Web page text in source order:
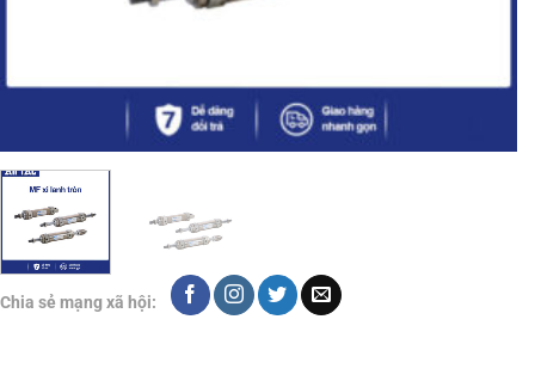
Chia sẻ mạng xã hội: